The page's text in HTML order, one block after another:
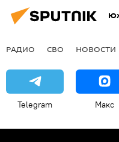
РАДИО СВО НОВОСТИ
Telegram Макс